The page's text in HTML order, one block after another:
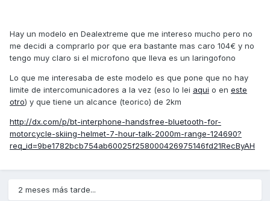
Hay un modelo en Dealextreme que me intereso mucho pero no
me decidi a comprarlo por que era bastante mas caro 104€ y no
tengo muy claro si el microfono que lleva es un laringofono
Lo que me interesaba de este modelo es que pone que no hay
limite de intercomunicadores a la vez (eso lo lei aqui o en este
otro) y que tiene un alcance (teorico) de 2km
http://dx.com/p/bt-interphone-handsfree-bluetooth-for-
motorcycle-skiing-helmet-7-hour-talk-2000m-range-124690?
req_id=9be1782bcb754ab60025f258000426975146fd21RecByAH
2 meses más tarde...